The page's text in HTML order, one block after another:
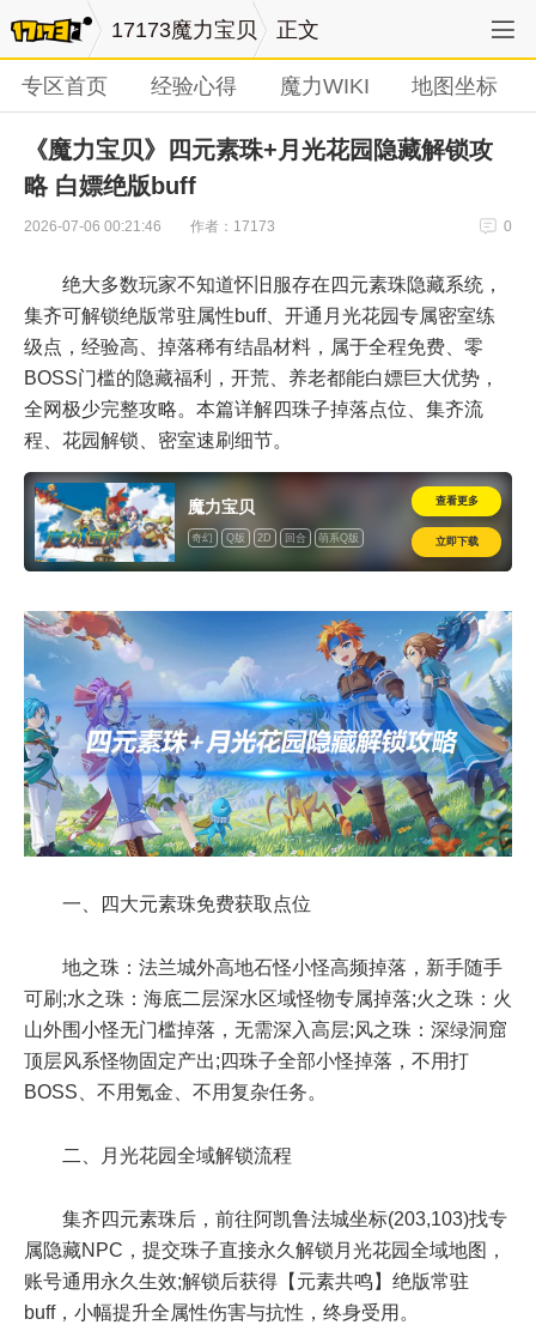
17173魔力宝贝 正文
专区首页 经验心得 魔力WIKI 地图坐标
《魔力宝贝》四元素珠+月光花园隐藏解锁攻
略 白嫖绝版buff
2026-07-06 00:21:46 作者：17173 0
绝大多数玩家不知道怀旧服存在四元素珠隐藏系统，
集齐可解锁绝版常驻属性buff、开通月光花园专属密室练
级点，经验高、掉落稀有结晶材料，属于全程免费、零
BOSS门槛的隐藏福利，开荒、养老都能白嫖巨大优势，
全网极少完整攻略。本篇详解四珠子掉落点位、集齐流
程、花园解锁、密室速刷细节。
魔力宝贝
奇幻 Q版 2D 回合
萌系Q版
查看更多
立即下载
一、四大元素珠免费获取点位
地之珠：法兰城外高地石怪小怪高频掉落，新手随手
可刷;水之珠：海底二层深水区域怪物专属掉落;火之珠：火
山外围小怪无门槛掉落，无需深入高层;风之珠：深绿洞窟
顶层风系怪物固定产出;四珠子全部小怪掉落，不用打
BOSS、不用氪金、不用复杂任务。
二、月光花园全域解锁流程
集齐四元素珠后，前往阿凯鲁法城坐标(203,103)找专
属隐藏NPC，提交珠子直接永久解锁月光花园全域地图，
账号通用永久生效;解锁后获得【元素共鸣】绝版常驻
buff，小幅提升全属性伤害与抗性，终身受用。